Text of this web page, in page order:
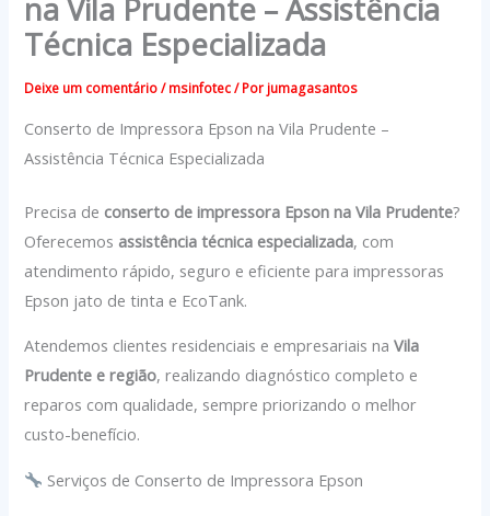
na Vila Prudente – Assistência
Técnica Especializada
Deixe um comentário /msinfotec/ Por jumagasantos
Conserto de Impressora Epson na Vila Prudente –
Assistência Técnica Especializada
Precisa de conserto de impressora Epson na Vila Prudente?
Oferecemos assistência técnica especializada, com
atendimento rápido, seguro e eficiente para impressoras
Epson jato de tinta e EcoTank.
Atendemos clientes residenciais e empresariais naVila
Prudente e região, realizando diagnóstico completo e
reparos com qualidade, sempre priorizando o melhor
custo-benefício.
Serviços de Conserto de Impressora Epson